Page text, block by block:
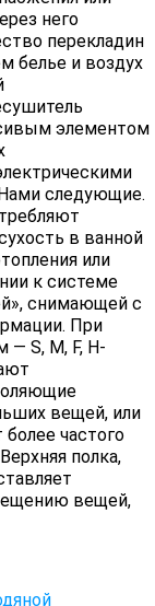
него
перекладин
белье и воздух
элементом
следующие.
в ванной
или
к системе
снимающей с
При
S, M, F, H-
вещей, или
частого
полка,
вещей,